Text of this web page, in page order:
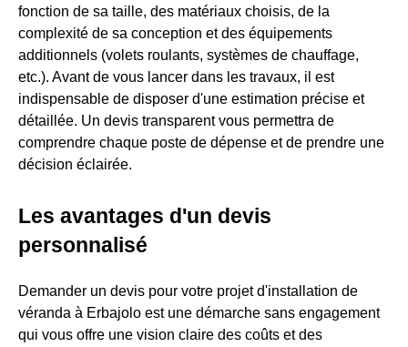
fonction de sa taille, des matériaux choisis, de la
complexité de sa conception et des équipements
additionnels (volets roulants, systèmes de chauffage,
etc.). Avant de vous lancer dans les travaux, il est
indispensable de disposer d'une estimation précise et
détaillée. Un devis transparent vous permettra de
comprendre chaque poste de dépense et de prendre une
décision éclairée.
Les avantages d'un devis
personnalisé
Demander un devis pour votre projet d'installation de
véranda à Erbajolo est une démarche sans engagement
qui vous offre une vision claire des coûts et des